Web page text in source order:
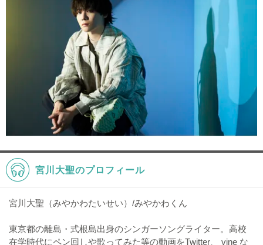
宮川大聖のプロフィール
宮川大聖（みやかわたいせい）/みやかわくん
東京都の離島・式根島出身のシンガーソングライター。高校
在学時代にペン回しや歌ってみた等の動画をTwitter、 vine な